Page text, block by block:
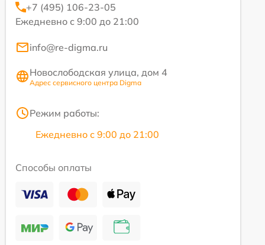
+7 (495) 106-23-05
Ежедневно с 9:00 до 21:00
info@re-digma.ru
Новослободская улица, дом 4
Адрес сервисного центра Digma
Режим работы:
Ежедневно с 9:00 до 21:00
Способы оплаты